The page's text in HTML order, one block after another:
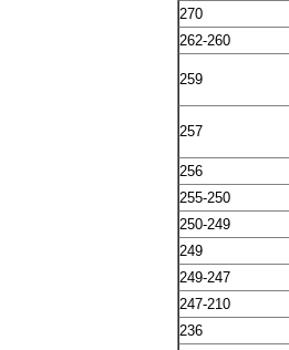
270
262-260
259
257
256
255-250
250-249
249
249-247
247-210
236